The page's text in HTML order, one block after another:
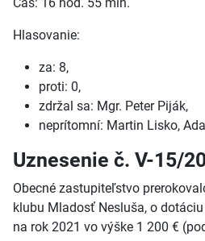
Hlasovanie:
za: 8,
proti: 0,
zdržal sa: Mgr. Peter Piják,
neprítomní: Martin Lisko,
Uznesenie č. V-15/
Obecné zastupiteľstvo
klubu Mladosť Nesluša, o
na rok 2021 vo výške 1 200 €